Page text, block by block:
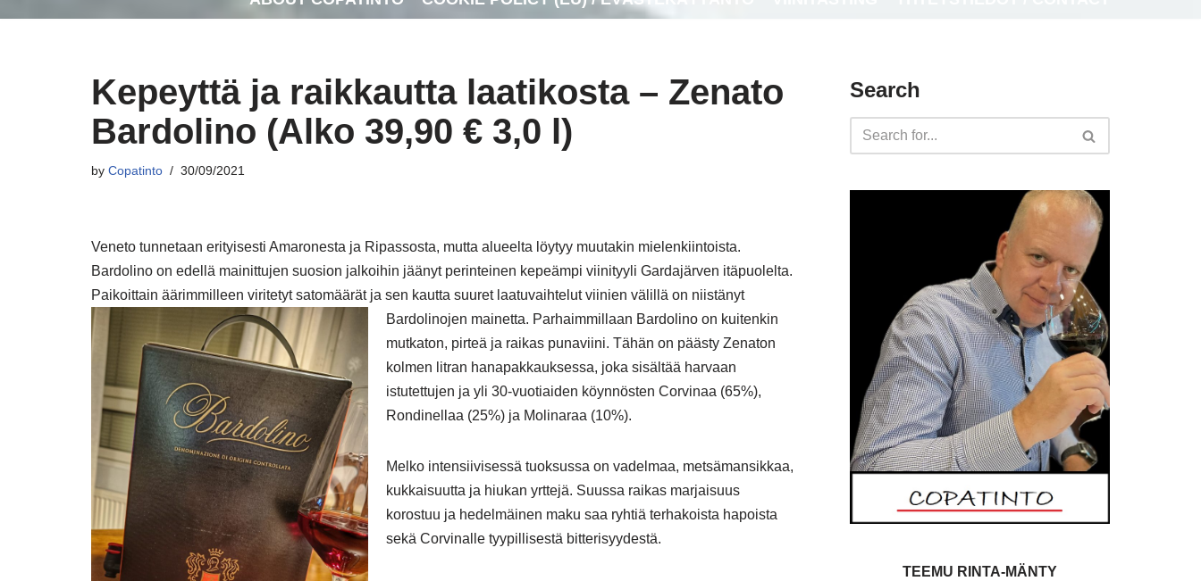
Kepeyttä ja raikkautta laatikosta – Zenato
Bardolino (Alko 39,90 € 3,0 l)
by Copatinto 30/09/2021
Veneto tunnetaan erityisesti Amaronesta ja Ripassosta, mutta alueelta löytyy muutakin mielenkiintoista.
Bardolino on edellä mainittujen suosion jalkoihin jäänyt perinteinen kepeämpi viinityyli Gardajärven itäpuolelta.
Paikoittain äärimmilleen viritetyt satomäärät ja sen kautta suuret laatuvaihtelut viinien välillä on niistänyt
Bardolinojen mainetta. Parhaimmillaan Bardolino on kuitenkin
mutkaton, pirteä ja raikas punaviini. Tähän on päästy Zenaton
kolmen litran hanapakkauksessa, joka sisältää harvaan
istutettujen ja yli 30-vuotiaiden köynnösten Corvinaa (65%),
Rondinellaa (25%) ja Molinaraa (10%).
Melko intensiivisessä tuoksussa on vadelmaa, metsämansikkaa,
kukkaisuutta ja hiukan yrttejä. Suussa raikas marjaisuus
korostuu ja hedelmäinen maku saa ryhtiä terhakoista hapoista
sekä Corvinalle tyypillisestä bitterisyydestä.
Search
TEEMU RINTA-MÄNTY